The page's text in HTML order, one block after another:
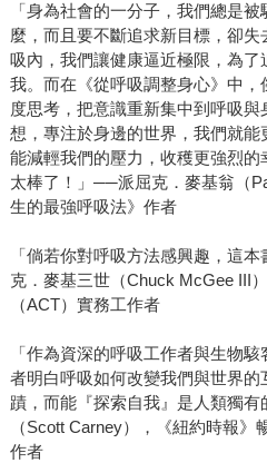
「身為社會的一分子，我們總是
麼，而且要不斷追求新目標，卻
吸內，我們讓健康逼近極限，為了
我。而在《從呼吸調整身心》中
度思考，把意識重新集中到呼吸
想，專注於身邊的世界，我們就
能減輕我們的壓力，收穫更強烈
太棒了！」──派屈克．麥基翁（
生的最強呼吸法》作者
「倘若你對呼吸方法感興趣，這
克．麥基三世（Chuck McGee III
（ACT）實務工作者
「作為資深的呼吸工作者與生物
者明白呼吸如何改變我們與世界
蹟，而能『探索自我』是人類獨
（Scott Carney），《紐約時報》
作者